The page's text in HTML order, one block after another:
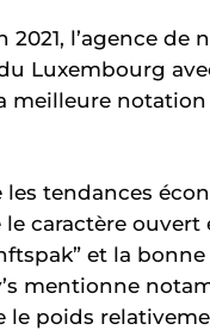
2021, l’agence de
Luxembourg
meilleure
les tendances
le caractère
et la
mentionne
le poids